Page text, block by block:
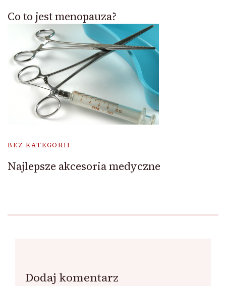
Co to jest menopauza?
BEZ KATEGORII
Najlepsze akcesoria medyczne
Dodaj komentarz